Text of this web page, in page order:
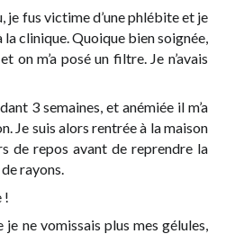
je fus victime d’une phlébite et je
clinique. Quoique bien soignée,
on m’a posé un filtre. Je n’avais
3 semaines, et anémiée il m’a
Je suis alors rentrée à la maison
de repos avant de reprendre la
rayons.
!
ne vomissais plus mes gélules,